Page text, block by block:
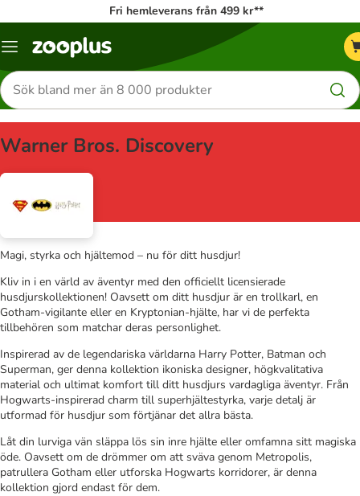
Fri hemleverans från 499 kr**
Katalogmeny
Sök
efter
produkter
Warner Bros. Discovery
Magi, styrka och hjältemod – nu för ditt husdjur!
Kliv in i en värld av äventyr med den officiellt licensierade
husdjurskollektionen! Oavsett om ditt husdjur är en trollkarl, en
Gotham-vigilante eller en Kryptonian-hjälte, har vi de perfekta
tillbehören som matchar deras personlighet.
Inspirerad av de legendariska världarna Harry Potter, Batman och
Superman, ger denna kollektion ikoniska designer, högkvalitativa
material och ultimat komfort till ditt husdjurs vardagliga äventyr. Från
Hogwarts-inspirerad charm till superhjältestyrka, varje detalj är
utformad för husdjur som förtjänar det allra bästa.
Låt din lurviga vän släppa lös sin inre hjälte eller omfamna sitt magiska
öde. Oavsett om de drömmer om att sväva genom Metropolis,
patrullera Gotham eller utforska Hogwarts korridorer, är denna
kollektion gjord endast för dem.